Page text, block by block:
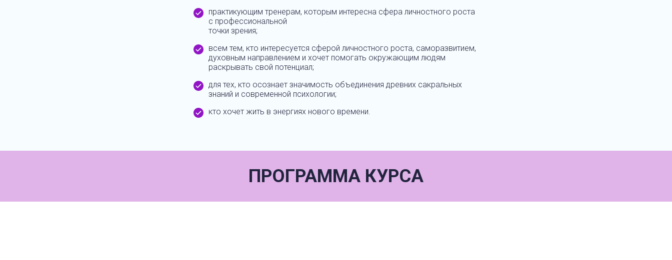
практикующим тренерам, которым интересна сфера личностного роста
с профессиональной
точки зрения;
всем тем, кто интересуется сферой личностного роста, саморазвитием,
духовным направлением и хочет помогать окружающим людям
раскрывать свой потенциал;
для тех, кто осознает значимость объединения древних сакральных
знаний и современной психологии;
кто хочет жить в энергиях нового времени.
ПРОГРАММА КУРСА